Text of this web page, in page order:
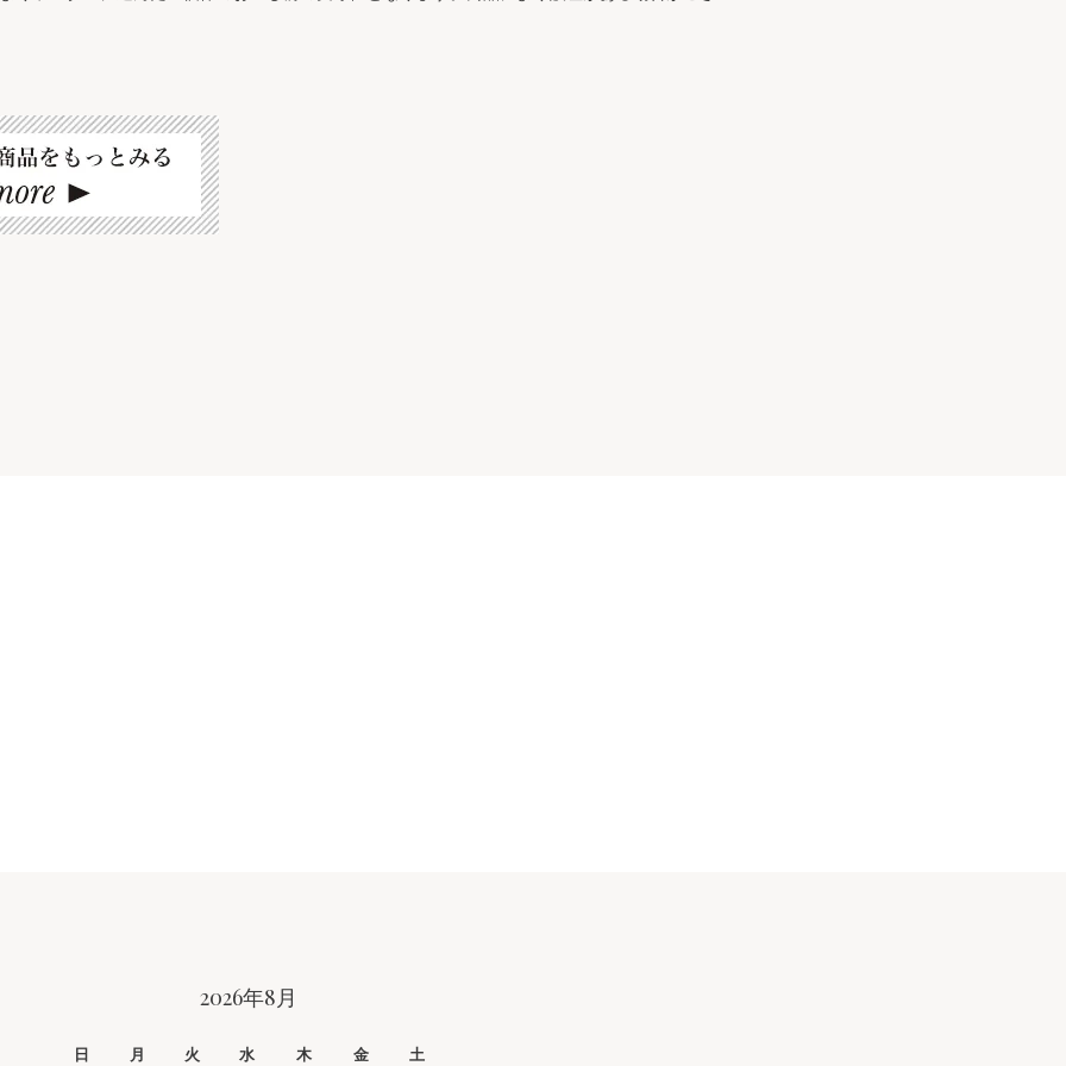
2026年8月
日 月 火 水 木 金 土